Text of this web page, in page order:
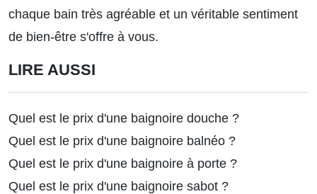
chaque bain très agréable et un véritable sentiment
de bien-être s'offre à vous.
LIRE AUSSI
Quel est le prix d'une baignoire douche ?
Quel est le prix d'une baignoire balnéo ?
Quel est le prix d'une baignoire à porte ?
Quel est le prix d'une baignoire sabot ?